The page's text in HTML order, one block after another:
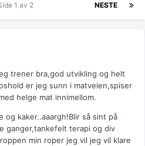
NESTE
1 av 2
trener bra,god utvikling og helt
er jeg sunn i matveien,spiser
helge mat innimellom.
og kaker..aaargh!Blir så sint på
ganger,tankefelt terapi og div
min roper jeg vil jeg vil klare